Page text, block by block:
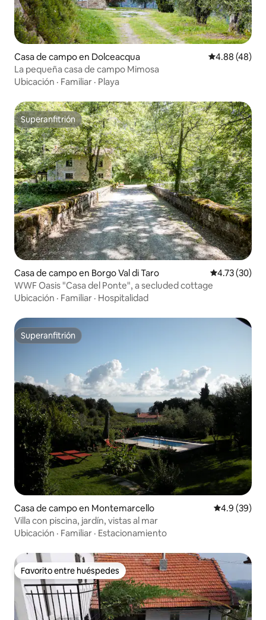
Casa de campo en Dolceacqua Calificación
4.88 (48)
La pequeña casa de campo Mimosa
Ubicación · Familiar · Playa
Superanfitrión
Superanfitrión
Casa de campo en Borgo Val di Taro Calificación
4.73 (30)
WWF Oasis "Casa del Ponte", a secluded cottage
Ubicación · Familiar · Hospitalidad
Superanfitrión
Superanfitrión
Casa de campo en Montemarcello Calificación
4.9 (39)
Villa con piscina, jardín, vistas al mar
Ubicación · Familiar · Estacionamiento
Favorito entre huéspedes
Favorito entre huéspedes